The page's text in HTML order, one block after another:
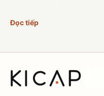
ngữ như Anode, E-coating và
Spraying khi tìm hiểu về
Đọc tiếp